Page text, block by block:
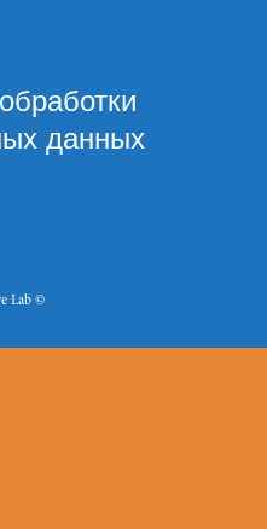
данных
Lab ©